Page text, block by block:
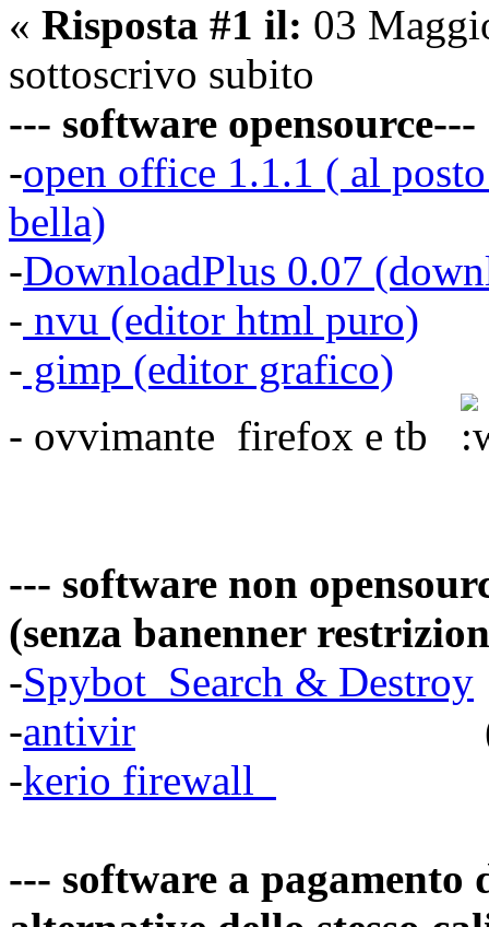
« Risposta #1 il: 03
sottoscrivo subito
--- software opensource---
-open office 1.1.1 ( al
bella)
-DownloadPlus 0.07
- nvu (editor html puro)
- gimp (editor grafico)
- ovvimante firefox e tb
--- software non
(senza banenner
-Spybot Search & Destroy
-antivir
-kerio firewall
--- software a